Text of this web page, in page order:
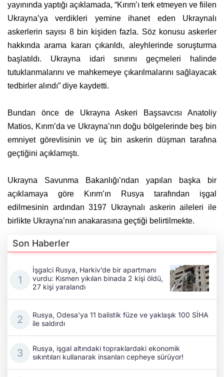
yayınında yaptığı açıklamada, “Kırım’ı terk etmeyen ve fiilen
Ukrayna’ya verdikleri yemine ihanet eden Ukraynalı
askerlerin sayısı 8 bin kişiden fazla. Söz konusu askerler
hakkında arama kararı çıkarıldı, aleyhlerinde soruşturma
başlatıldı. Ukrayna idari sınırını geçmeleri halinde
tutuklanmalarını ve mahkemeye çıkarılmalarını sağlayacak
tedbirler alındı” diye kaydetti.
Bundan önce de Ukrayna Askeri Başsavcısı Anatoliy
Matios, Kırım’da ve Ukrayna’nın doğu bölgelerinde beş bin
emniyet görevlisinin ve üç bin askerin düşman tarafına
geçtiğini açıklamıştı.
Ukrayna Savunma Bakanlığı’ndan yapılan başka bir
açıklamaya göre Kırım’ın Rusya tarafından işgal
edilmesinin ardından 3197 Ukraynalı askerin aileleri ile
birlikte Ukrayna’nın anakarasına geçtiği belirtilmekte.
Son Haberler
İşgalci Rusya, Harkiv’de bir apartmanı
vurdu: Kısmen yıkılan binada 2 kişi öldü,
27 kişi yaralandı
Rusya, Odesa'ya 11 balistik füze ve yaklaşık 100 SİHA
ile saldırdı
Rusya, işgal altındaki topraklardaki ekonomik
sıkıntıları kullanarak insanları cepheye sürüyor!